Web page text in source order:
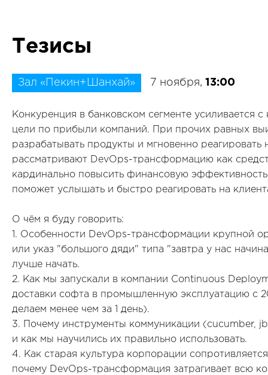
Тезисы
Зал «Пекин+Шанхай» 7 ноября, 13:00
Конкуренция в банковском сегменте усиливается
цели по прибыли компаний. При прочих равных
разрабатывать продукты и мгновенно
рассматривают DevOps-трансформацию как
кардинально повысить финансовую
поможет услышать и быстро реагировать на
О чём я буду говорить:
1. Особенности DevOps-трансформации крупной
или указ "большого дяди" типа "завтра у нас
лучше начать.
2. Как мы запускали в компании Continuous
доставки софта в промышленную эксплуатацию с
делаем менее чем за 1 день).
3. Почему инструменты коммуникации (cucumber,
и как мы научились их правильно использовать.
4. Как старая культура корпорации
почему DevOps-трансформация затрагивает всю